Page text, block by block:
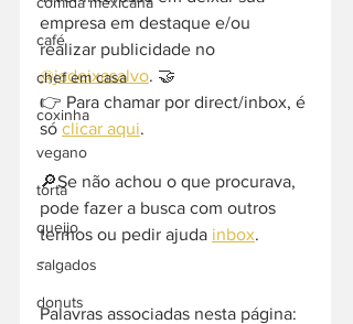
café
chef em casa
coxinha
vegano
torta
queijo
salgados
donuts
empresa em destaque e/ou
realizar publicidade no
@jadeixasalvo. 🤝
👉 Para chamar por direct/inbox, é
só clicar aqui.
🔎Se não achou o que procurava,
pode fazer a busca com outros
termos ou pedir ajuda inbox.
-
Palavras associadas nesta página: